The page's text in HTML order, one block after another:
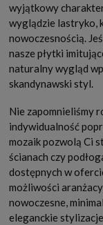
wyjątkowy
wyglądzie lastryko,
nowoczesnością.
nasze płytki
naturalny wygląd
skandynawski styl.
Nie zapomnieliśmy
indywidualność
mozaik pozwolą Ci
ścianach czy
dostępnych w
możliwości
nowoczesne,
eleganckie